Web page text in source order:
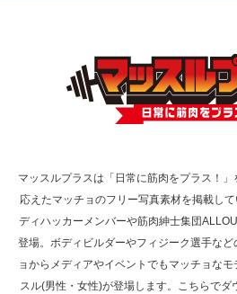
TOKYO FMラジオ
で紹介さ…
た（6/8放送）
マッスルプラスは「日常に筋肉をプラス！
応えたマッチョのフリー写真素材を掲載し
ディハッカーメンバーや筋肉紳士集団
登場。ボディビルダーやフィジーク選手な
ョからメディアやイベントでもマッチョな
スル(男性・女性)が登場します。こちらでダ